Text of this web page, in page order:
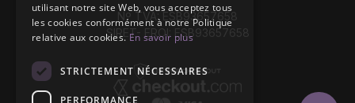
Nº TVA: ESB93657658
SIRET- EROI: ESB93657658
utilisant notre site Web, vous acceptez tous
les cookies conformément à notre Politique
relative aux cookies.En savoir plus
STRICTEMENT NÉCESSAIRES
PERFORMANCE